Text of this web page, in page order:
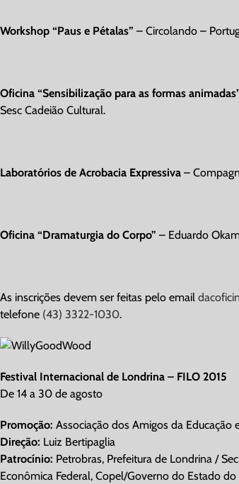
Workshop “Paus e Pétalas” – Circolando –
Oficina “Sensibilização para as formas
Sesc Cadeião Cultural.
Laboratórios de Acrobacia Expressiva –
Oficina “Dramaturgia do Corpo” – Eduardo
As inscrições devem ser feitas pelo email
telefone (43) 3322-1030.
Festival Internacional de Londrina – FILO 2015
De 14 a 30 de agosto
Promoção: Associação dos Amigos da
Direção: Luiz Bertipaglia
Patrocínio: Petrobras, Prefeitura de Londrina /
Econômica Federal, Copel/Governo do Estado